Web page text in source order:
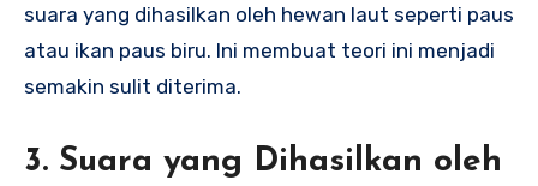
suara yang dihasilkan oleh hewan laut seperti paus
atau ikan paus biru. Ini membuat teori ini menjadi
semakin sulit diterima.
3. Suara yang Dihasilkan oleh